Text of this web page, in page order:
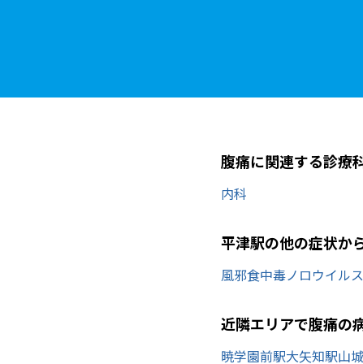
腹痛に関連する診療
内科
平津駅の他の症状か
風邪食中毒ノロウイルス
近隣エリアで腹痛の
暁学園前駅大矢知駅山